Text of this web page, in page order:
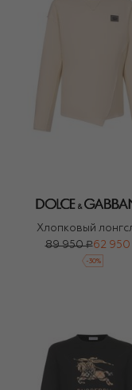
Хлопковый
89 950 ₽62 950
-30%